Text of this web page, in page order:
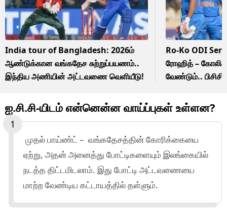
India tour of Bangladesh: 2026ம்
ஆண்டுக்கான வங்கதேச சுற்றுப்பயணம்..
இந்திய அணியின் அட்டவணை வெளியீடு!
Ro-Ko ODI
ரோஹித் –
வேண்டும்..
ஐ.சி.சி-யிடம் என்னென்ன வாய்ப்புகள் உள்ளன?
முதல் பாய்ண்ட் – வங்கதேசத்தின் கோரிக்கையை
ஏற்று, அதன் அனைத்து போட்டிகளையும் இலங்கையில்
நடத்த திட்டமிடலாம். இது போட்டி அட்டவணையை
மாற்ற வேண்டிய கட்டாயத்தில் தள்ளும்.